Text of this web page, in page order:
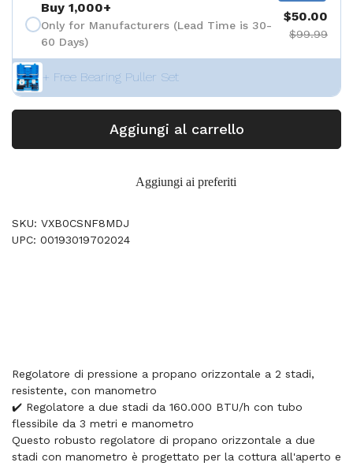
Buy 1,000+
Only for Manufacturers (Lead Time is 30-
60 Days)
$50.00
$99.99
+ Free Bearing Puller Set
Aggiungi al carrello
Aggiungi ai preferiti
SKU: VXB0CSNF8MDJ
UPC: 00193019702024
Regolatore di pressione a propano orizzontale a 2 stadi,
resistente, con manometro
✔️ Regolatore a due stadi da 160.000 BTU/h con tubo
flessibile da 3 metri e manometro
Questo robusto regolatore di propano orizzontale a due
stadi con manometro è progettato per la cottura all'aperto e